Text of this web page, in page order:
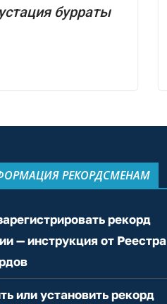
бурраты
РЕКОРДСМЕНАМ
рекорд
— инструкция от Реестра
или установить рекорд